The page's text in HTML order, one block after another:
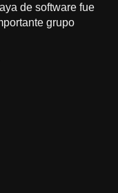
de software fue
grupo